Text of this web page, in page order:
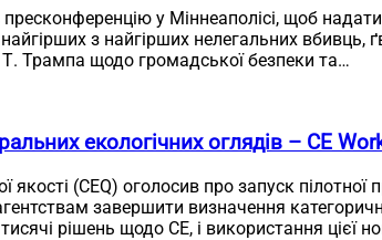
у Міннеаполісі, щоб
з найгірших нелегальних вбивць,
Трампа щодо громадської безпеки та…
екологічних оглядів – CE
якості (CEQ) оголосив про запуск
завершити визначення
рішень щодо CE, і використання цієї